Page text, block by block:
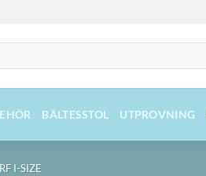
BÄLTESSTOL UTPROVNING
I-SIZE